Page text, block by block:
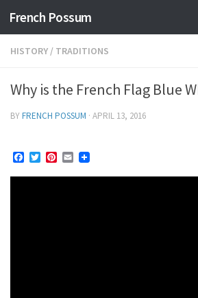
Skip to content
French Possum
HISTORY / TRADITIONS
Why is the French Flag Blue
BYFRENCH POSSUM · APRIL 13, 2016
Facebook
TwitterPinterest
Email